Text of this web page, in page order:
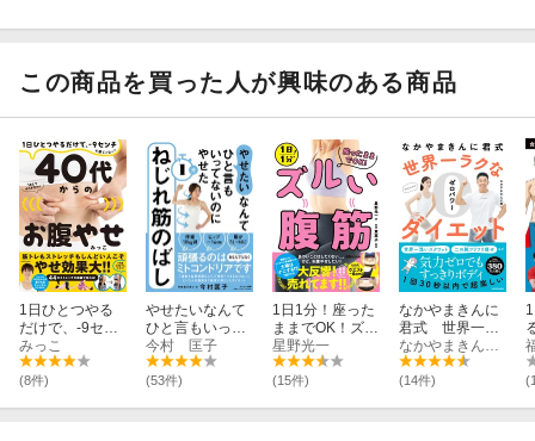
この商品を買った人が興味のある商品
1日ひとつやる
だけで、-9セン
チも夢じゃな
い！ 40代からの
お腹やせ
みっこ
(8件)
やせたいなんて
ひと言もいって
ないのにやせた
1分ねじれ筋の
ばし
今村 匡子
(53件)
1日1分！座った
ままでOK！ズル
い腹筋
星野光一
(15件)
なかやまきんに
君式 世界一ラ
クなゼロパワー
ダイエット
なかやまきんに君
(14件)